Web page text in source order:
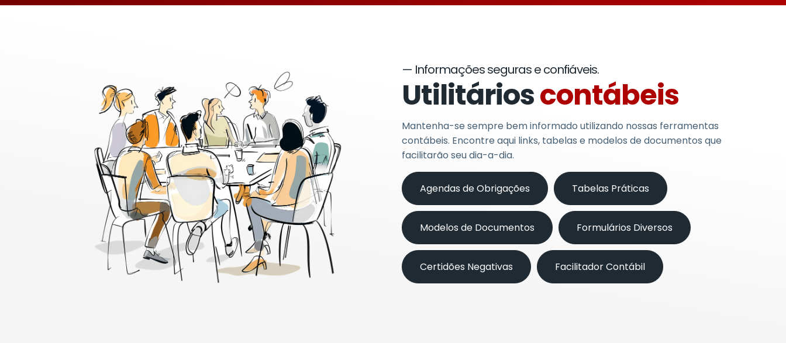
— Informações seguras e confiáveis.
Utilitárioscontábeis
Mantenha-se sempre bem informado utilizando nossas ferramentas
contábeis. Encontre aqui links, tabelas e modelos de documentos que
facilitarão seu dia-a-dia.
Agendas de Obrigações Tabelas Práticas
Modelos de Documentos Formulários Diversos
Certidões Negativas Facilitador Contábil